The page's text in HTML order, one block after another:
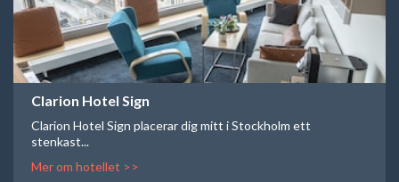
Clarion Hotel Sign
Clarion Hotel Sign placerar dig mitt i Stockholm ett
stenkast...
Mer om hotellet >>